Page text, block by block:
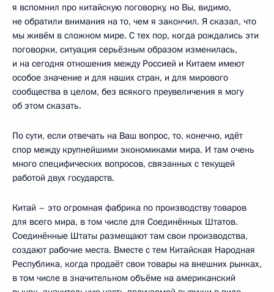
я вспомнил про китайскую поговорку, но Вы, видимо,
не обратили внимания на то, чем я закончил. Я сказал, что
мы живём в сложном мире. С тех пор, когда рождались эти
поговорки, ситуация серьёзным образом изменилась,
и на сегодня отношения между Россией и Китаем имеют
особое значение и для наших стран, и для мирового
сообщества в целом, без всякого преувеличения я могу
об этом сказать.
По сути, если отвечать на Ваш вопрос, то, конечно, идёт
спор между крупнейшими экономиками мира. И там очень
много специфических вопросов, связанных с текущей
работой двух государств.
Китай – это огромная фабрика по производству товаров
для всего мира, в том числе для Соединённых Штатов.
Соединённые Штаты размещают там свои производства,
создают рабочие места. Вместе с тем Китайская Народная
Республика, когда продаёт свои товары на внешних рынках,
в том числе в значительном объёме на американский